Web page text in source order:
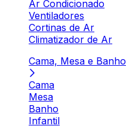
Ar Condicionado
Ventiladores
Cortinas de Ar
Climatizador de Ar
Cama, Mesa e Banho
Cama
Mesa
Banho
Infantil